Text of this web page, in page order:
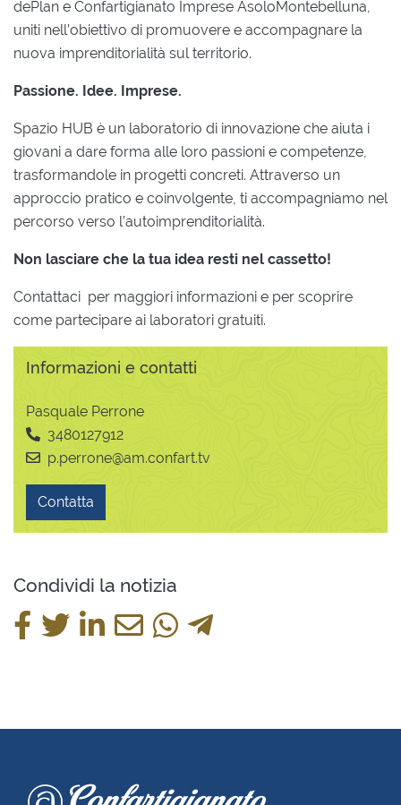
dePlan e Confartigianato Imprese AsoloMontebelluna,
uniti nell’obiettivo di promuovere e accompagnare la
nuova imprenditorialità sul territorio.
Passione. Idee. Imprese.
Spazio HUB è un laboratorio di innovazione che aiuta i
giovani a dare forma alle loro passioni e competenze,
trasformandole in progetti concreti. Attraverso un
approccio pratico e coinvolgente, ti accompagniamo nel
percorso verso l’autoimprenditorialità.
Non lasciare che la tua idea resti nel cassetto!
Contattaci per maggiori informazioni e per scoprire
come partecipare ai laboratori gratuiti.
Informazioni e contatti
Pasquale Perrone
3480127912
p.perrone@am.confart.tv
Contatta
Condividi la notizia